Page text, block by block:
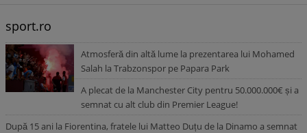
sport.ro
Atmosferă din altă lume la prezentarea lui Mohamed
Salah la Trabzonspor pe Papara Park
A plecat de la Manchester City pentru 50.000.000€ și a
semnat cu alt club din Premier League!
După 15 ani la Fiorentina, fratele lui Matteo Duțu de la Dinamo a semnat